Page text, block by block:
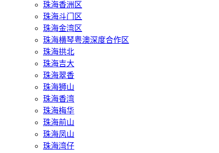
珠海香洲区
珠海斗门区
珠海金湾区
珠海横琴粤澳深度合作区
珠海拱北
珠海吉大
珠海翠香
珠海狮山
珠海香湾
珠海梅华
珠海前山
珠海凤山
珠海湾仔